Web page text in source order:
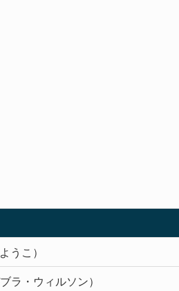
うこ）
ラ・ウィルソン）